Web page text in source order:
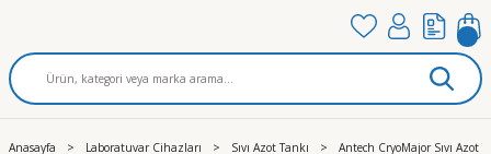
Anasayfa Laboratuvar Cihazları Sıvı Azot Tankı Antech CryoMajor Sıvı Azot